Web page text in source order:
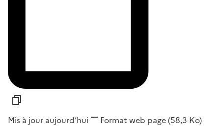
Mis à jour aujourd’hui Format web page(58,3 Ko)